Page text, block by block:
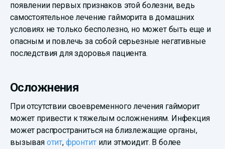
появлении первых признаков этой болезни, ведь
самостоятельное лечение гайморита в домашних
условиях не только бесполезно, но может быть еще и
опасным и повлечь за собой серьезные негативные
последствия для здоровья пациента.
Осложнения
При отсутствии своевременного лечения гайморит
может привести к тяжелым осложнениям. Инфекция
может распространиться на близлежащие органы,
вызывая отит, фронтитили этмоидит. В более